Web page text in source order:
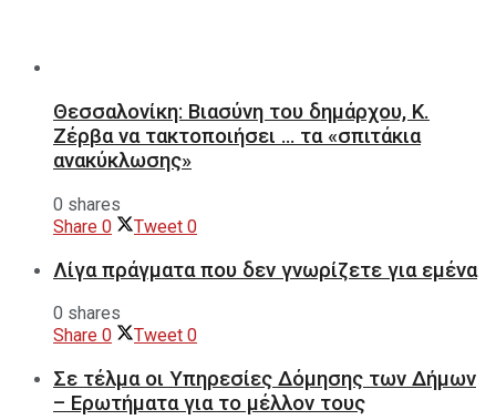
Θεσσαλονίκη: Βιασύνη του δημάρχου, Κ.
Ζέρβα να τακτοποιήσει … τα «σπιτάκια
ανακύκλωσης»
0 shares
Share 0 Tweet 0
Λίγα πράγματα που δεν γνωρίζετε για εμένα
0 shares
Share 0 Tweet 0
Σε τέλμα οι Υπηρεσίες Δόμησης των Δήμων
– Ερωτήματα για το μέλλον τους